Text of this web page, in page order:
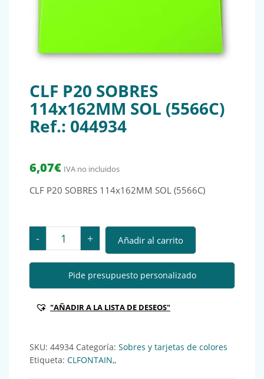
CLF P20 SOBRES
114x162MM SOL (5566C)
Ref.: 044934
6,07€ IVA no incluidos
CLF P20 SOBRES 114x162MM SOL (5566C)
- CLF P20 SOBRES 114x162MM SOL (5566C) Ref.:
+ Añadir al carrito
Pide presupuesto personalizado
"AÑADIR A LA LISTA DE DESEOS"
SKU: 44934 Categoría: Sobres y tarjetas de colores
Etiqueta: CLFONTAIN,,